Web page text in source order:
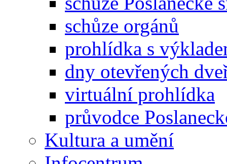
schůze orgánů
prohlídka s
dny otevřených
virtuální prohlídka
průvodce
Kultura a umění